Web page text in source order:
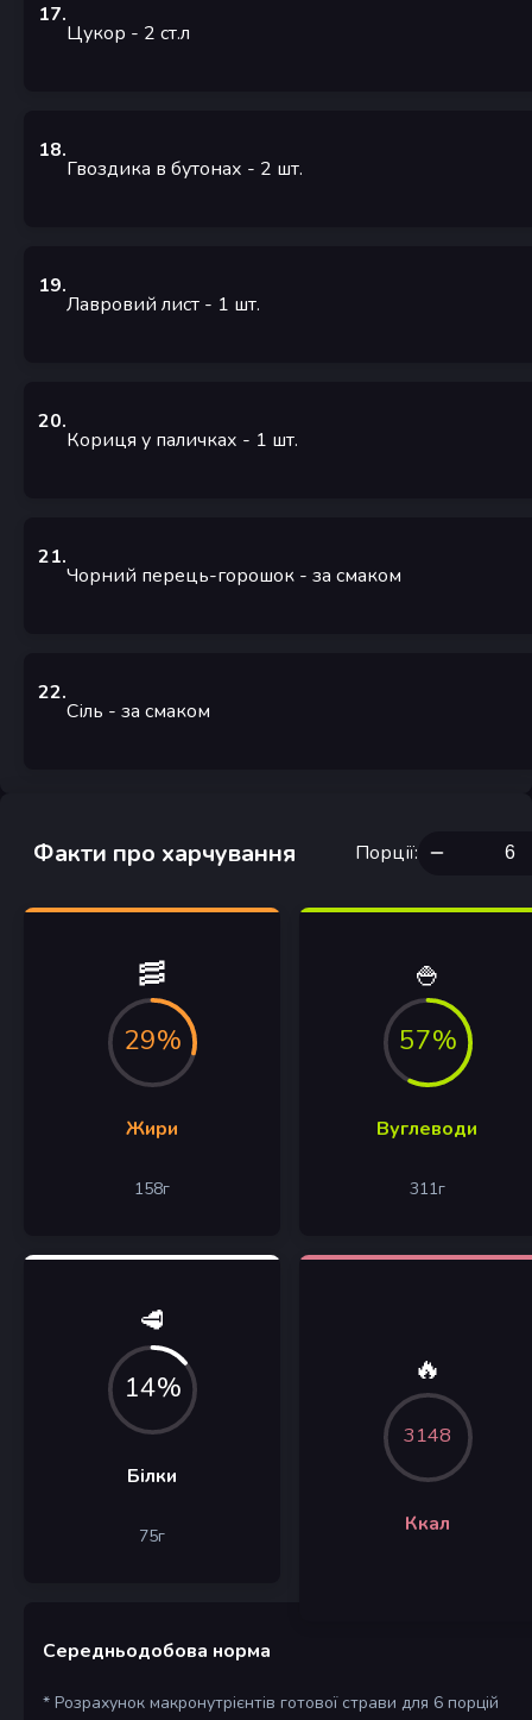
17.
Цукор - 2 ст.л
18.
Гвоздика в бутонах - 2 шт.
19.
Лавровий лист - 1 шт.
20.
Кориця у паличках - 1 шт.
21.
Чорний перець-горошок - за смаком
22.
Сіль - за смаком
Факти про харчування Порції:
🥓
29%
Жири
158г
🍚
57%
Вуглеводи
311г
🥩
14%
Білки
75г
🔥
3148
Ккал
Середньодобова норма
* Розрахунок макронутрієнтів готової страви для 6 порцій